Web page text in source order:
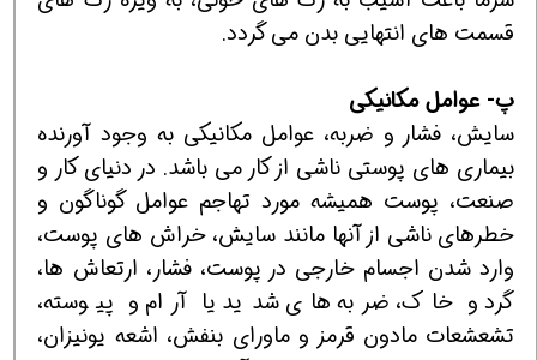
قسمت های انتهایی بدن می گردد.
پ- عوامل مکانیکی
سایش، فشار و ضربه، عوامل مکانیکی به وجود آورنده
بیماری های پوستی ناشی از کار می باشد. در دنیای کار و
صنعت، پوست همیشه مورد تهاجم عوامل گوناگون و
خطرهای ناشی از آنها مانند سایش، خراش های پوست،
وارد شدن اجسام خارجی در پوست، فشار، ارتعاش ها،
گرد و خاک، ضربه های شدید یا آرام و پیوسته،
تشعشعات مادون قرمز و ماورای بنفش، اشعه یونیزان،